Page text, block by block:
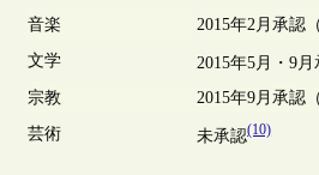
音楽
2015年2月承認
文学
2015年5月・9
宗教
2015年9月承認
芸術
未承認(10)